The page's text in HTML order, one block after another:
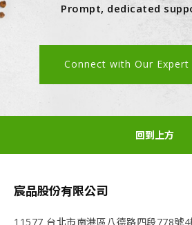
Prompt, dedicated
Connect with Our Expert
回到上方
宸品股份有限公司
11577 台北市南港區八德路四段778號4